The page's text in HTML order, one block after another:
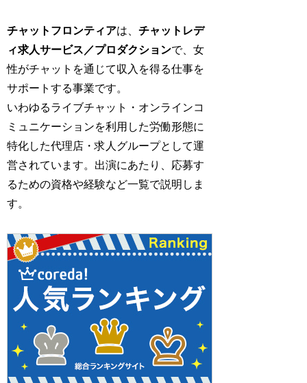
チャットフロンティアは、チャットレデ
ィ求人サービス／プロダクションで、女
性がチャットを通じて収入を得る仕事を
サポートする事業です。
いわゆるライブチャット・オンラインコ
ミュニケーションを利用した労働形態に
特化した代理店・求人グループとして運
営されています。出演にあたり、応募す
るための資格や経験など一覧で説明しま
す。